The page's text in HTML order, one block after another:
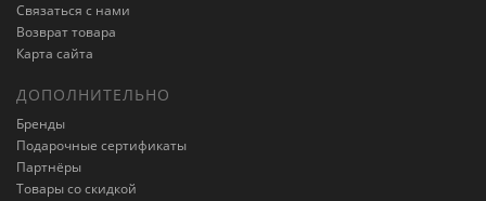
Связаться с нами
Возврат товара
Карта сайта
ДОПОЛНИТЕЛЬНО
Бренды
Подарочные сертификаты
Партнёры
Товары со скидкой